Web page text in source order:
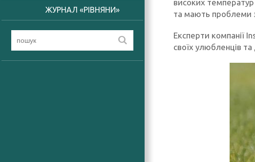
ЖУРНАЛ «РІВНЯНИ»
високих
та мають проблеми
Експерти компанії
своїх улюбленців